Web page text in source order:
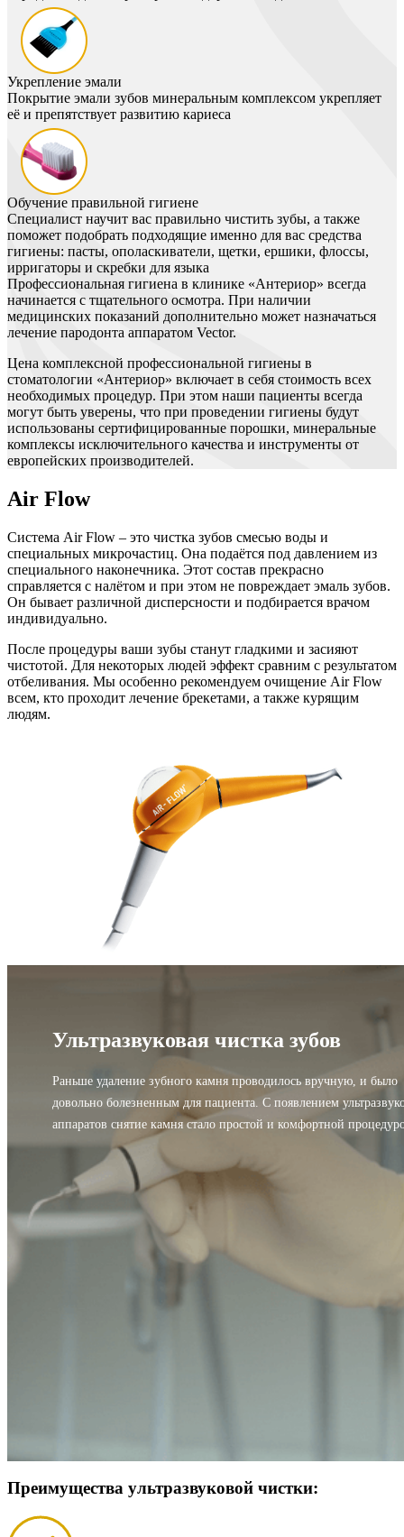
Укрепление эмали
Покрытие эмали зубов минеральным комплексом укрепляет
её и препятствует развитию кариеса
Обучение правильной гигиене
Специалист научит вас правильно чистить зубы, а также
поможет подобрать подходящие именно для вас средства
гигиены: пасты, ополаскиватели, щетки, ершики, флоссы,
ирригаторы и скребки для языка
Профессиональная гигиена в клинике «Антериор» всегда
начинается с тщательного осмотра. При наличии
медицинских показаний дополнительно может назначаться
лечение пародонта аппаратом Vector.
Цена комплексной профессиональной гигиены в
стоматологии «Антериор» включает в себя стоимость всех
необходимых процедур. При этом наши пациенты всегда
могут быть уверены, что при проведении гигиены будут
использованы сертифицированные порошки, минеральные
комплексы исключительного качества и инструменты от
европейских производителей.
Air Flow
Система Air Flow – это чистка зубов смесью воды и
специальных микрочастиц. Она подаётся под давлением из
специального наконечника. Этот состав прекрасно
справляется с налётом и при этом не повреждает эмаль зубов.
Он бывает различной дисперсности и подбирается врачом
индивидуально.
После процедуры ваши зубы станут гладкими и засияют
чистотой. Для некоторых людей эффект сравним с результатом
отбеливания. Мы особенно рекомендуем очищение Air Flow
всем, кто проходит лечение брекетами, а также курящим
людям.
Ультразвуковая чистка зубов
Раньше удаление зубного камня проводилось вручную, и было
довольно болезненным для пациента. С появлением
аппаратов снятие камня стало простой и комфортной
Преимущества ультразвуковой чистки: